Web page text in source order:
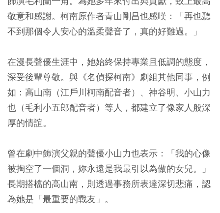
敬意和感謝。柯南原作者青山剛昌也感嘆：「再也聽
不到那個令人安心的溫柔聲音了，真的好難過。」
在漫長聲優生涯中，她始終保持專業且低調的態度，
深受後輩尊敬。與《名偵探柯南》劇組其他同事，例
如：高山南（江戶川柯南配音者）、神谷明、小山力
也（毛利小五郎配音者）等人，都建立了像家人般深
厚的情誼。
曾在劇中飾演父親的聲優小山力也表示：「我的心像
被掏空了一個洞，妳永遠是我最引以為傲的女兒。」
長期搭檔的高山南，則透過事務所表達深切悲痛，認
為她是「最重要的戰友」。